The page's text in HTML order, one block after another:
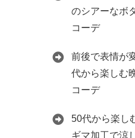
のシアーなボ
コーデ
前後で表情が
代から楽しむ
コーデ
50代から楽し
ギマ加工で涼